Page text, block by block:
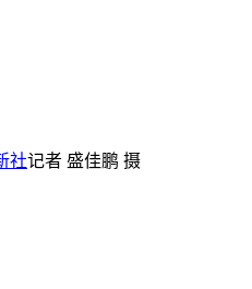
社记者 盛佳鹏 摄